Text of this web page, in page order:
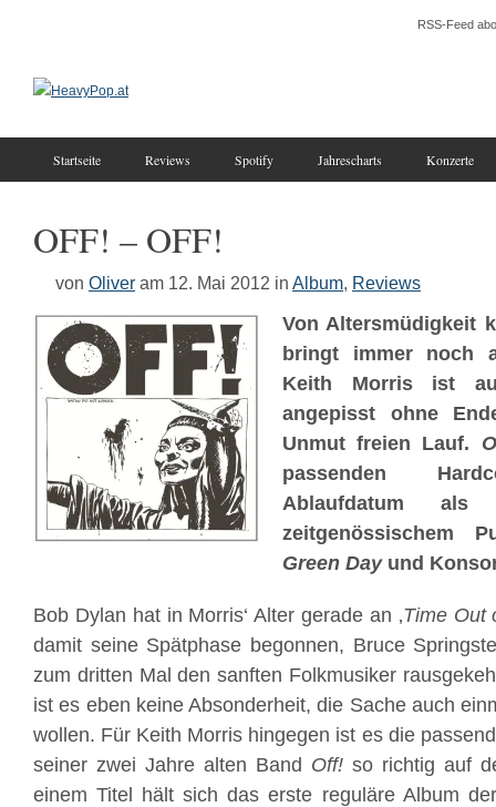
RSS-Feed
Startseite Reviews Spotify Jahrescharts Konzerte
OFF! – OFF!
von Oliver am 12. Mai 2012 in Album, Reviews
Von Altersmüdigkeit
bringt immer noch
Keith Morris ist
angepisst ohne
Unmut freien Lauf.
passenden
Ablaufdatum als
zeitgenössischem
Green Dayund
Bob Dylan hat in Morris‘ Alter gerade an ‚Time Out
damit seine Spätphase begonnen, Bruce
zum dritten Mal den sanften Folkmusiker
ist es eben keine Absonderheit, die Sache auch
wollen. Für Keith Morris hingegen ist es die
seiner zwei Jahre alten Band Off! so richtig auf
einem Titel hält sich das erste reguläre Album